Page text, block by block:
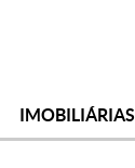
IMOBILIÁRIAS